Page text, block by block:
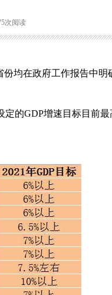
次阅读
均在政府工作报告中明
的GDP增速目标目前最